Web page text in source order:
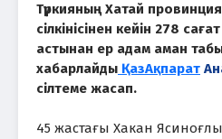
Түркияның Хатай
сілкінісінен кейін 278
астынан ер адам аман
хабарлайды ҚазАқпарат
сілтеме жасап.
45 жастағы Хакан